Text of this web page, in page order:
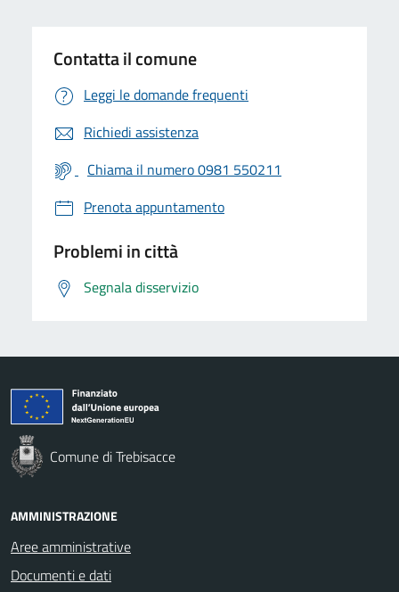
Contatta il comune
Leggi le domande frequenti
Richiedi assistenza
Chiama il numero 0981 550211
Prenota appuntamento
Problemi in città
Segnala disservizio
Comune di Trebisacce
AMMINISTRAZIONE
Aree amministrative
Documenti e dati